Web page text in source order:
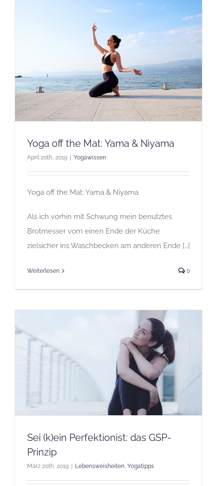
Yoga off the Mat: Yama & Niyama
April 20th, 2019 Yogawissen
Yoga off the Mat: Yama & Niyama
Als ich vorhin mit Schwung mein benutztes
Brotmesser vom einen Ende der Küche
zielsicher ins Waschbecken am anderen Ende […]
Weiterlesen 0
Sei (k)ein Perfektionist: das GSP-
Prinzip
März 20th, 2019 Lebensweisheiten, Yogatipps